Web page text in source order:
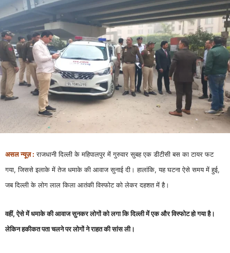
असल न्यूज़ : राजधानी दिल्ली के महिपालपुर में गुरुवार सुबह एक डीटीसी बस का टायर फट
गया, जिससे इलाके में तेज धमाके की आवाज सुनाई दी। हालांकि, यह घटना ऐसे समय में हुई,
जब दिल्ली के लोग लाल किला आतंकी विस्फोट को लेकर दहशत में है।
वहीं, ऐसे में धमाके की आवाज सुनकर लोगों को लगा कि दिल्ली में एक और विस्फोट हो गया है।
लेकिन हकीकत पता चलने पर लोगों ने राहत की सांस ली।